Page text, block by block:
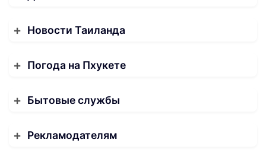
Новости Таиланда
Погода на Пхукете
Бытовые службы
Рекламодателям